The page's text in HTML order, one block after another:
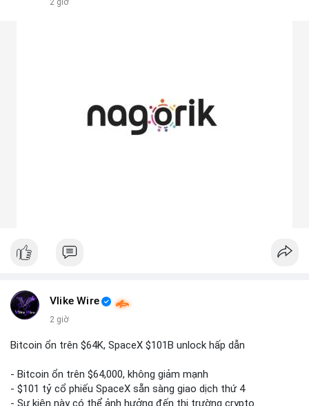
2 giờ
Vlike Wire
2 giờ
Bitcoin ổn trên $64K, SpaceX $101B unlock hấp dẫn
- Bitcoin ổn trên $64,000, không giảm mạnh
- $101 tỷ cổ phiếu SpaceX sẵn sàng giao dịch thứ 4